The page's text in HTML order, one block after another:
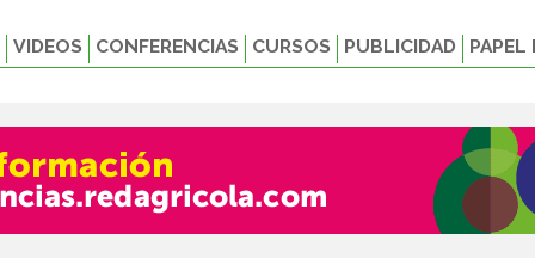
VIDEOS CONFERENCIAS CURSOS PUBLICIDAD PAPEL